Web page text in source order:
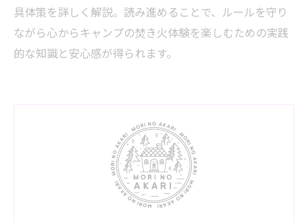
具体策を詳しく解説。読み進めることで、ルールを守り
ながら心からキャンプの焚き火体験を楽しむための実践
的な知識と安心感が得られます。